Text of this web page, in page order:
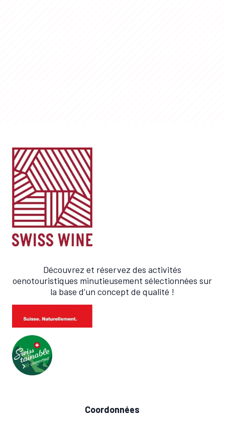
Découvrez et réservez des activités
oenotouristiques minutieusement sélectionnées sur
la base d’un concept de qualité !
Coordonnées